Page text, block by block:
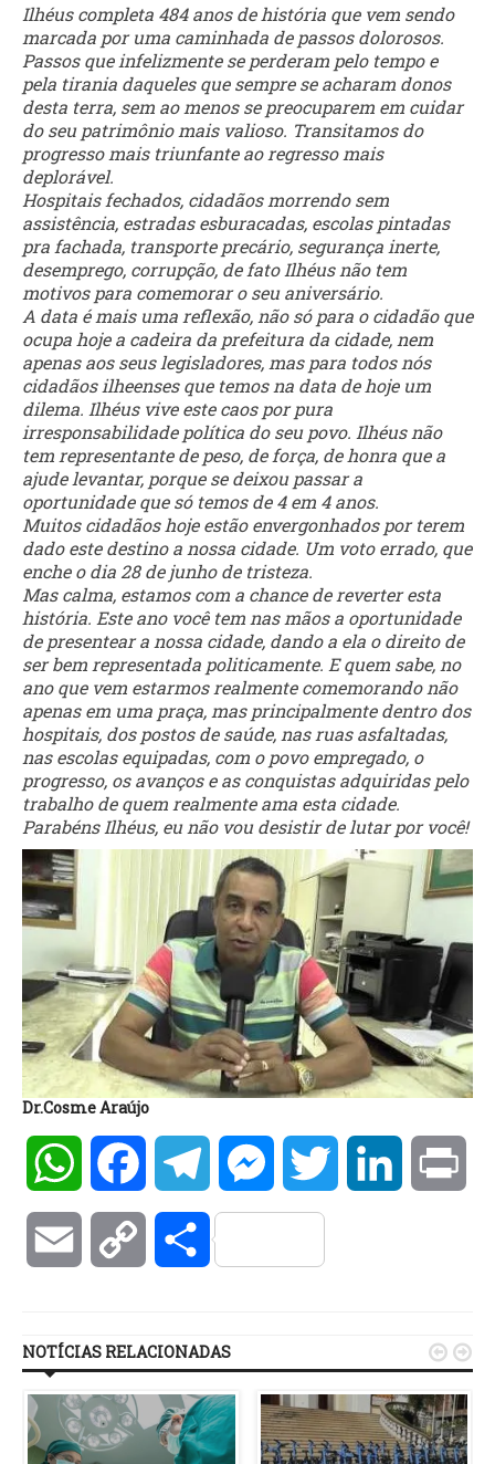
Ilhéus completa 484 anos de história que vem sendo
marcada por uma caminhada de passos dolorosos.
Passos que infelizmente se perderam pelo tempo e
pela tirania daqueles que sempre se acharam donos
desta terra, sem ao menos se preocuparem em cuidar
do seu patrimônio mais valioso. Transitamos do
progresso mais triunfante ao regresso mais
deplorável.
Hospitais fechados, cidadãos morrendo sem
assistência, estradas esburacadas, escolas pintadas
pra fachada, transporte precário, segurança inerte,
desemprego, corrupção, de fato Ilhéus não tem
motivos para comemorar o seu aniversário.
A data é mais uma reflexão, não só para o cidadão que
ocupa hoje a cadeira da prefeitura da cidade, nem
apenas aos seus legisladores, mas para todos nós
cidadãos ilheenses que temos na data de hoje um
dilema. Ilhéus vive este caos por pura
irresponsabilidade política do seu povo. Ilhéus não
tem representante de peso, de força, de honra que a
ajude levantar, porque se deixou passar a
oportunidade que só temos de 4 em 4 anos.
Muitos cidadãos hoje estão envergonhados por terem
dado este destino a nossa cidade. Um voto errado, que
enche o dia 28 de junho de tristeza.
Mas calma, estamos com a chance de reverter esta
história. Este ano você tem nas mãos a oportunidade
de presentear a nossa cidade, dando a ela o direito de
ser bem representada politicamente. E quem sabe, no
ano que vem estarmos realmente comemorando não
apenas em uma praça, mas principalmente dentro dos
hospitais, dos postos de saúde, nas ruas asfaltadas,
nas escolas equipadas, com o povo empregado, o
progresso, os avanços e as conquistas adquiridas pelo
trabalho de quem realmente ama esta cidade.
Parabéns Ilhéus, eu não vou desistir de lutar por você!
Dr.Cosme Araújo
WhatsAppFacebookTelegramMessengerTwitter LinkedIn
Email Copy Compartilhar
NOTÍCIAS RELACIONADAS  